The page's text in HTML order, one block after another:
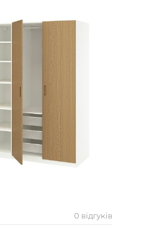
0 відгуків